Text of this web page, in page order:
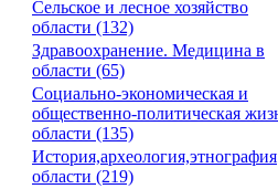
Сельское и лесное хозяйство
области (132)
Здравоохранение. Медицина в
области (65)
Социально-экономическая и
общественно-политическая
области (135)
История,археология,этнография
области (219)